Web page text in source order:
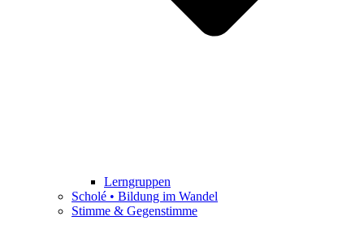
Lerngruppen
Scholé • Bildung im Wandel
Stimme & Gegenstimme